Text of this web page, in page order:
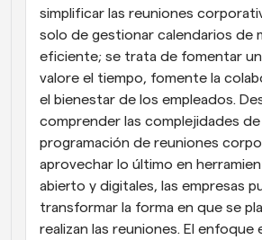
simplificar las reuniones
solo de gestionar calendarios de
eficiente; se trata de fomentar
valore el tiempo, fomente la
el bienestar de los empleados.
comprender las complejidades de
programación de reuniones
aprovechar lo último en
abierto y digitales, las empresas
transformar la forma en que se
realizan las reuniones. El enfoque